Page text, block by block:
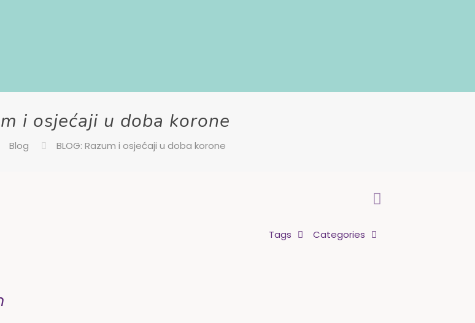
i osjećaji u doba korone
Blog BLOG: Razum i osjećaji u doba korone
Categories
Tags